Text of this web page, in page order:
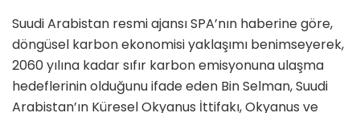
Suudi Arabistan resmi ajansı SPA’nın haberine göre,
döngüsel karbon ekonomisi yaklaşımı benimseyerek,
2060 yılına kadar sıfır karbon emisyonuna ulaşma
hedeflerinin olduğunu ifade eden Bin Selman, Suudi
Arabistan’ın Küresel Okyanus İttifakı, Okyanus ve